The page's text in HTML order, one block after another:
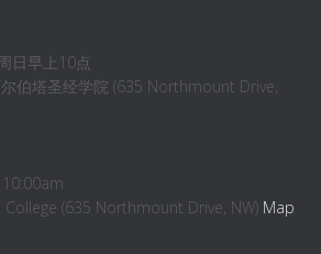
日早上10点
伯塔圣经学院 (635 Northmount Drive,
(635 Northmount Drive, NW) Map